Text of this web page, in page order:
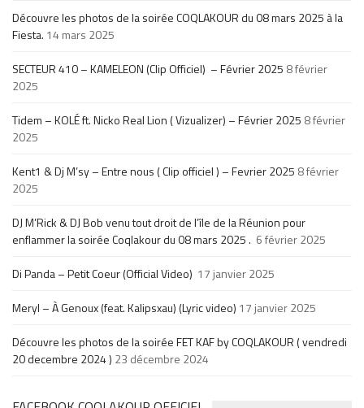
Découvre les photos de la soirée COQLAKOUR du 08 mars 2025 à la
Fiesta. 14 mars 2025
SECTEUR 410 – KAMELEON (Clip Officiel) – Février 2025 8 février
2025
Tidem – KOLÉ ft. Nicko Real Lion ( Vizualizer) – Février 2025 8 février
2025
Kent1 & Dj M’sy – Entre nous ( Clip officiel ) – Fevrier 2025 8 février
2025
DJ M’Rick & DJ Bob venu tout droit de l’île de la Réunion pour
enflammer la soirée Coqlakour du 08 mars 2025 . 6 février 2025
Di Panda – Petit Coeur (Official Video) 17 janvier 2025
Meryl – À Genoux (feat. Kalipsxau) (Lyric video) 17 janvier 2025
Découvre les photos de la soirée FET KAF by COQLAKOUR ( vendredi
20 decembre 2024 ) 23 décembre 2024